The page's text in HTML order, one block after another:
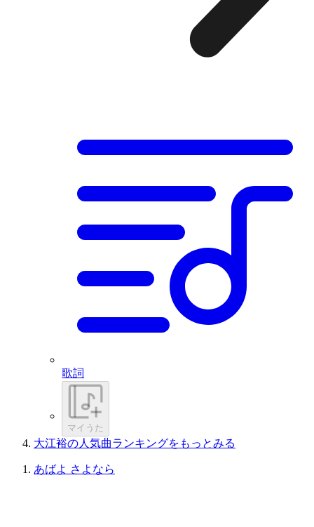
歌詞
マイうた
大江裕の人気曲ランキングをもっとみる
あばよ さよなら